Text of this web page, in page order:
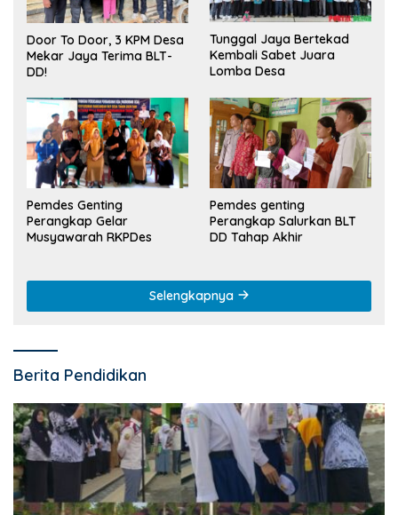
Door To Door, 3 KPM Desa
Mekar Jaya Terima BLT-
DD!
Tunggal Jaya Bertekad
Kembali Sabet Juara
Lomba Desa
Pemdes Genting
Perangkap Gelar
Musyawarah RKPDes
Pemdes genting
Perangkap Salurkan BLT
DD Tahap Akhir
Selengkapnya
Berita Pendidikan